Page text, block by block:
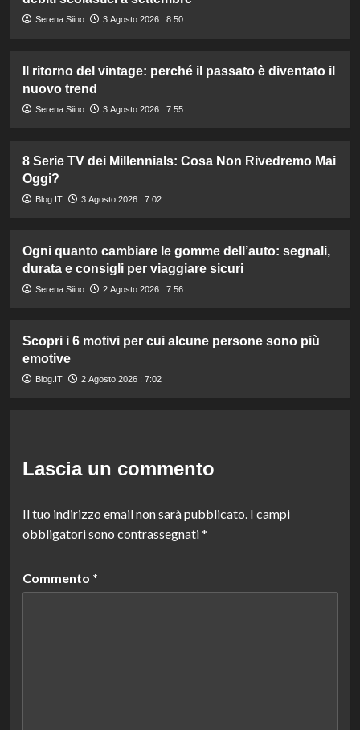
Serena Siino 3 Agosto 2026 : 8:50
Il ritorno del vintage: perché il passato è diventato il
nuovo trend
Serena Siino 3 Agosto 2026 : 7:55
8 Serie TV dei Millennials: Cosa Non Rivedremo Mai
Oggi?
Blog.IT 3 Agosto 2026 : 7:02
Ogni quanto cambiare le gomme dell’auto: segnali,
durata e consigli per viaggiare sicuri
Serena Siino 2 Agosto 2026 : 7:56
Scopri i 6 motivi per cui alcune persone sono più
emotive
Blog.IT 2 Agosto 2026 : 7:02
Lascia un commento
Il tuo indirizzo email non sarà pubblicato. I campi
obbligatori sono contrassegnati*
Commento *